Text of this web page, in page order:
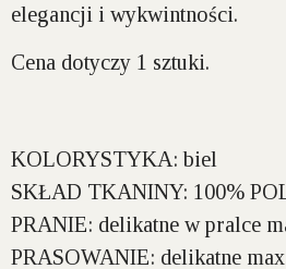
elegancji i wykwintności.
Cena dotyczy 1 sztuki.
KOLORYSTYKA: biel
SKŁAD TKANINY: 100%
PRANIE: delikatne w pralce
PRASOWANIE: delikatne